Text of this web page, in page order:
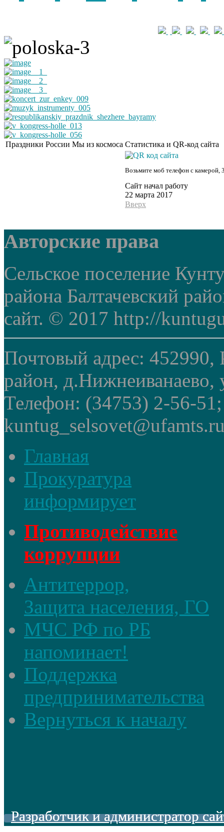
Праздники России Мы из космоса Статистика и QR-код сайта
Возьмите моб телефон с камерой,
Сайт начал работу
22 марта 2017
Вверх
Авторские права
Сельское поселение
района Балтачевский
сайт. © 2017 http://
Почтовый адрес: 452990,
район, д.Нижнеиванаево,
Телефон: (34753) 2-56-
Главная
Прокуратура
информирует
Противодействие
коррупции
Антитеррор,
Защита населения, ГО
МЧС РФ по РБ
напоминает!
Поддержка
предпринимательства
Вернуться к началу
Разработчик и администратор